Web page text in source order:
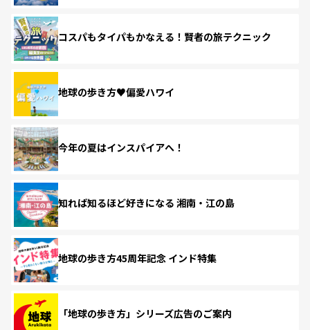
コスパもタイパもかなえる！賢者の旅テクニック
地球の歩き方♥偏愛ハワイ
今年の夏はインスパイアへ！
知れば知るほど好きになる 湘南・江の島
地球の歩き方45周年記念 インド特集
「地球の歩き方」シリーズ広告のご案内